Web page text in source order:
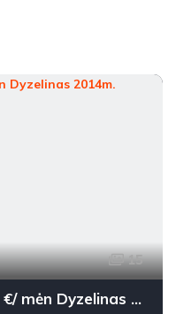
15
Volkswagen Golf nuo 103 €/ mėn Dyzelinas 2014m. Universalas Mechaninė